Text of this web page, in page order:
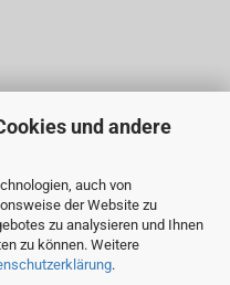
und andere
auch von
der Website zu
zu analysieren und Ihnen
zu können. Weitere
.